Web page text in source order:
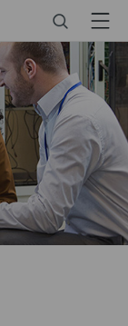
SearchMenu